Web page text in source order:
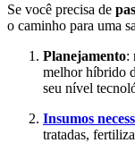
Se você precisa de
o caminho para uma
Planejamento:
melhor híbrido
seu nível
Insumos
tratadas,